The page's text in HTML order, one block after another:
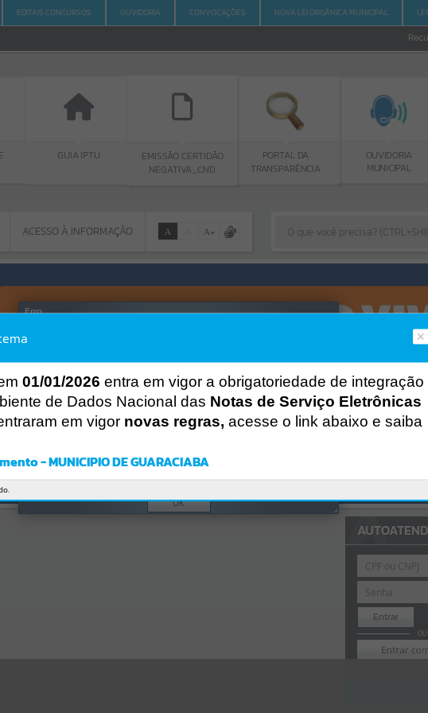
EDITAIS CONCURSOS OUVIDORIA CONVOCAÇÕES NOVA LEI ORGÂNICA MUNICIPAL
GUIA IPTU
EMISSÃO CERTIDÃO
NEGATIVA_CND
PORTAL DA
TRANSPARÊNCIA
OUVIDORIA
MUNICIPAL
Por favor, aguarde...
ACESSO À INFORMAÇÃO A A+
Entrar
OU
01/01/2026 entra em vigor a obrigatoriedade de integração
de Dados Nacional das Notas de Serviço Eletrônicas
em vigor novas regras, acesse o link abaixo e saiba
- MUNICIPIO DE GUARACIABA
Erro
CÓDIGO DA MENSAGEM:EST-000040
Ocorreu um erro de script:
Uncaught SyntaxError: Unexpected token '('
https://guaraciaba.atende.net/https:/guaraciaba.atende.net/cidadao/p
agina/licitacao-pregao-49-2018-processo-licitatorio-64-2018-
pmgba/autoatendimento/servicos/static/bundle/wpo_index_2_base
v=83d4f602:47
Verificar Mais Detalhes
OK